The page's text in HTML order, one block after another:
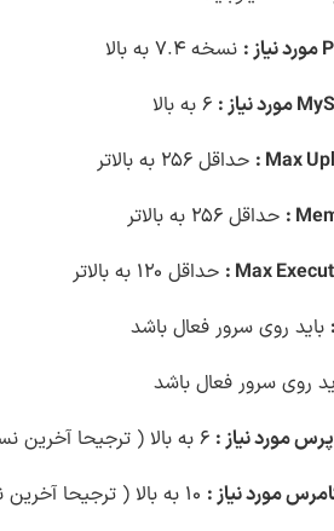
نسخه ۷.۴ به بالا
Max حداقل ۲۵۶ به بالاتر
حداقل ۲۵۶ به بالاتر
Max حداقل ۱۲۰ به بالاتر
باید روی سرور فعال باشد
روی سرور فعال باشد
مورد نیاز :
مورد نیاز :